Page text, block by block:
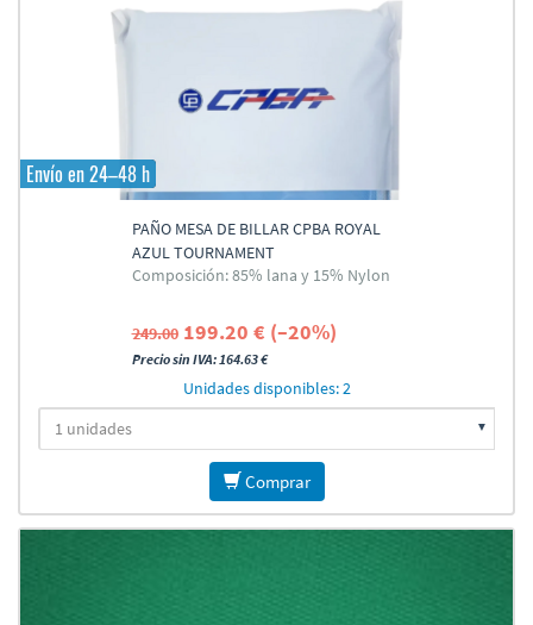
Envío en 24–48 h
PAÑO MESA DE BILLAR CPBA ROYAL
AZUL TOURNAMENT
Composición: 85% lana y 15% Nylon
249.00 199.20 € (–20%)
Precio sin IVA: 164.63 €
Unidades disponibles: 2
Comprar